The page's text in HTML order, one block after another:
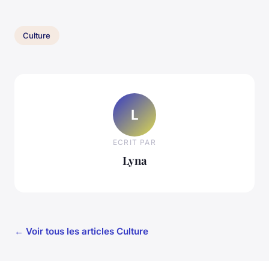
Culture
L
ECRIT PAR
Lyna
← Voir tous les articles Culture